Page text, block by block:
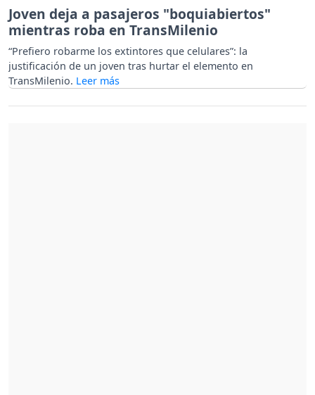
Joven deja a pasajeros "boquiabiertos"
mientras roba en TransMilenio
“Prefiero robarme los extintores que celulares”: la
justificación de un joven tras hurtar el elemento en
TransMilenio.